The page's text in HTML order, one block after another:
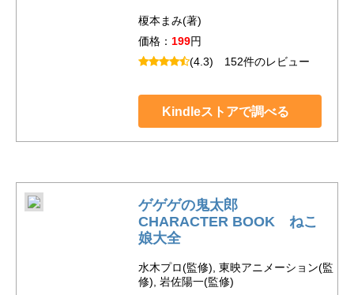
榎本まみ(著)
価格： 199円
(4.3) 152件のレビュー
Kindleストアで調べる
ゲゲゲの鬼太郎
CHARACTER BOOK ねこ
娘大全
水木プロ(監修), 東映アニメーション(監
修), 岩佐陽一(監修)